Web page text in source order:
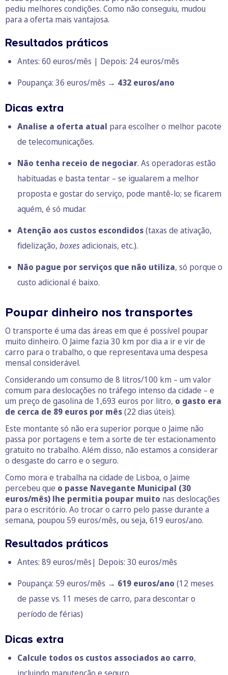
pediu melhores condições. Como não conseguiu, mudou
para a oferta mais vantajosa.
Resultados práticos
Antes: 60 euros/mês | Depois: 24 euros/mês
Poupança: 36 euros/mês → 432 euros/ano
Dicas extra
Analise a oferta atual para escolher o melhor pacote
de telecomunicações.
Não tenha receio de negociar. As operadoras estão
habituadas e basta tentar – se igualarem a melhor
proposta e gostar do serviço, pode mantê-lo; se ficarem
aquém, é só mudar.
Atenção aos custos escondidos(taxas de ativação,
fidelização, boxesadicionais, etc.).
Não pague por serviços que não utiliza, só porque o
custo adicional é baixo.
Poupar dinheiro nos transportes
O transporte é uma das áreas em que é possível poupar
muito dinheiro. O Jaime fazia 30 km por dia a ir e vir de
carro para o trabalho, o que representava uma despesa
mensal considerável.
Considerando um consumo de 8 litros/100 km – um valor
comum para deslocações no tráfego intenso da cidade – e
um preço de gasolina de 1,693 euros por litro, o gasto era
de cerca de 89 euros por mês(22 dias úteis).
Este montante só não era superior porque o Jaime não
passa por portagens e tem a sorte de ter estacionamento
gratuito no trabalho. Além disso, não estamos a considerar
o desgaste do carro e o seguro.
Como mora e trabalha na cidade de Lisboa, o Jaime
percebeu que o passe Navegante Municipal (30
euros/mês) lhe permitia poupar muito nas deslocações
para o escritório. Ao trocar o carro pelo passe durante a
semana, poupou 59 euros/mês, ou seja, 619 euros/ano.
Resultados práticos
Antes: 89 euros/mês| Depois: 30 euros/mês
Poupança: 59 euros/mês → 619 euros/ano (12 meses
de passe vs. 11 meses de carro, para descontar o
período de férias)
Dicas extra
Calcule todos os custos associados ao carro,